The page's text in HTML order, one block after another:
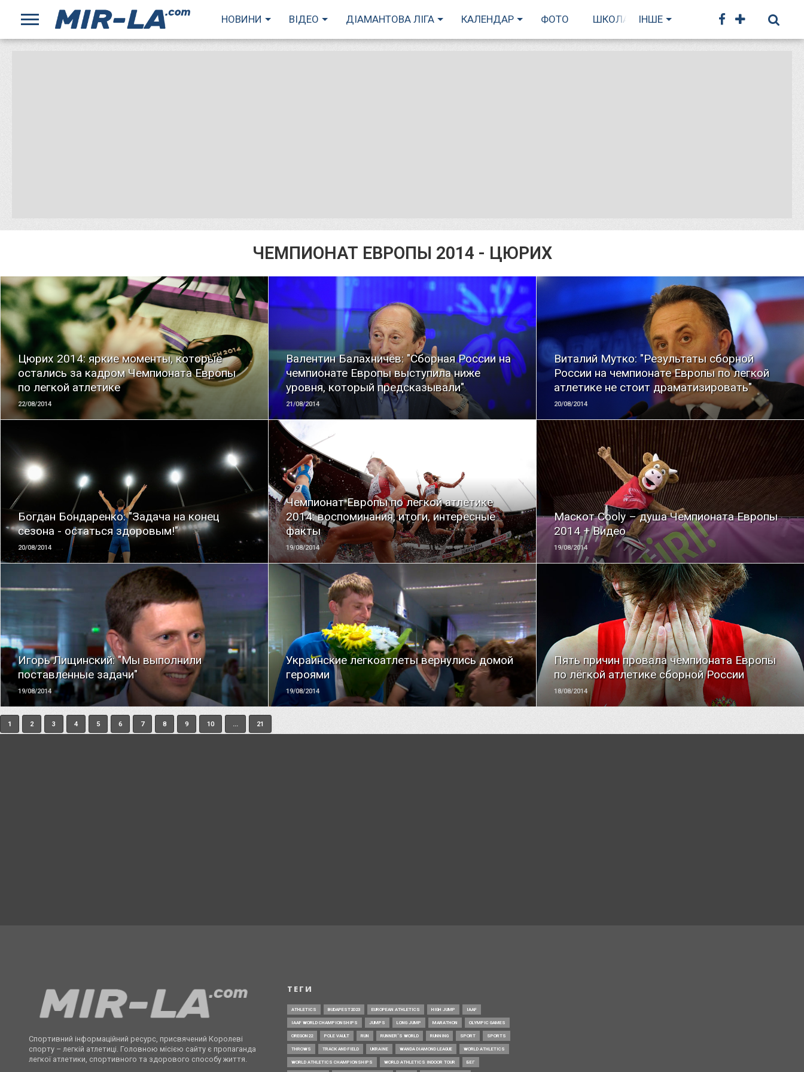
НОВИНИ ВІДЕО ДІАМАНТОВА ЛІГА КАЛЕНДАР ФОТО ШКОЛА БІГУ
ІНШЕ
ЧЕМПИОНАТ ЕВРОПЫ 2014 - ЦЮРИХ
Цюрих 2014: яркие моменты, которые
остались за кадром Чемпионата Европы
по легкой атлетике
22/08/2014
ЧИТАТЬ
Валентин Балахничёв: "Сборная России на
чемпионате Европы выступила ниже
уровня, который предсказывали"
21/08/2014
ЧИТАТЬ
Виталий Мутко: "Результаты сборной
России на чемпионате Европы по легкой
атлетике не стоит драматизировать"
20/08/2014
ЧИТАТЬ
Богдан Бондаренко: "Задача на конец
сезона - остаться здоровым!"
20/08/2014
ЧИТАТЬ
Чемпионат Европы по легкой атлетике
2014: воспоминания, итоги, интересные
факты
19/08/2014
ЧИТАТЬ
Маскот Cooly – душа Чемпионата Европы
2014 + Видео
19/08/2014
ЧИТАТЬ
Игорь Лищинский: "Мы выполнили
поставленные задачи"
19/08/2014
ЧИТАТЬ
Украинские легкоатлеты вернулись домой
героями
19/08/2014
ЧИТАТЬ
Пять причин провала чемпионата Европы
по лёгкой атлетике сборной России
18/08/2014
ЧИТАТЬ
1 2 3 4 5 6 7 8 9 10 ... 21
Спортивний інформаційний ресурс, присвячений Королеві
спорту – легкій атлетиці. Головною місією сайту є пропаганда
легкої атлетики, спортивного та здорового способу життя.
ТЕГИ
ATHLETICS BUDAPEST2023 EUROPEAN ATHLETICS HIGH JUMP IAAF
IAAF WORLD CHAMPIONSHIPS JUMPS LONG JUMP MARATHON OLYMPIC GAMES
OREGON22 POLE VAULT RUN RUNNER’S WORLD RUNNING SPORT SPORTS
THROWS TRACK AND FIELD UKRAINE WANDA DIAMOND LEAGUE WORLD ATHLETICS
WORLD ATHLETICS CHAMPIONSHIPS WORLD ATHLETICS INDOOR TOUR БЕГ